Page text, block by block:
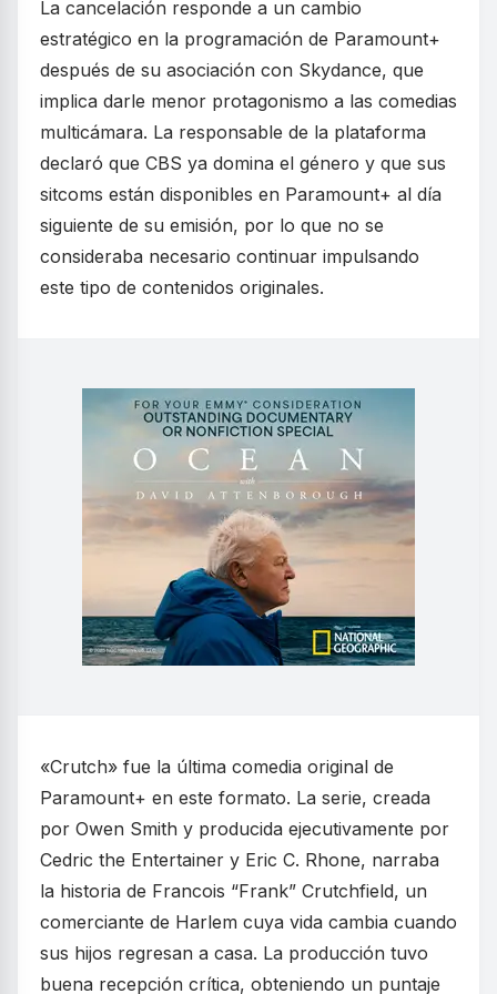
La cancelación responde a un cambio
estratégico en la programación de Paramount+
después de su asociación con Skydance, que
implica darle menor protagonismo a las comedias
multicámara. La responsable de la plataforma
declaró que CBS ya domina el género y que sus
sitcoms están disponibles en Paramount+ al día
siguiente de su emisión, por lo que no se
consideraba necesario continuar impulsando
este tipo de contenidos originales.
«Crutch» fue la última comedia original de
Paramount+ en este formato. La serie, creada
por Owen Smith y producida ejecutivamente por
Cedric the Entertainer y Eric C. Rhone, narraba
la historia de Francois “Frank” Crutchfield, un
comerciante de Harlem cuya vida cambia cuando
sus hijos regresan a casa. La producción tuvo
buena recepción crítica, obteniendo un puntaje